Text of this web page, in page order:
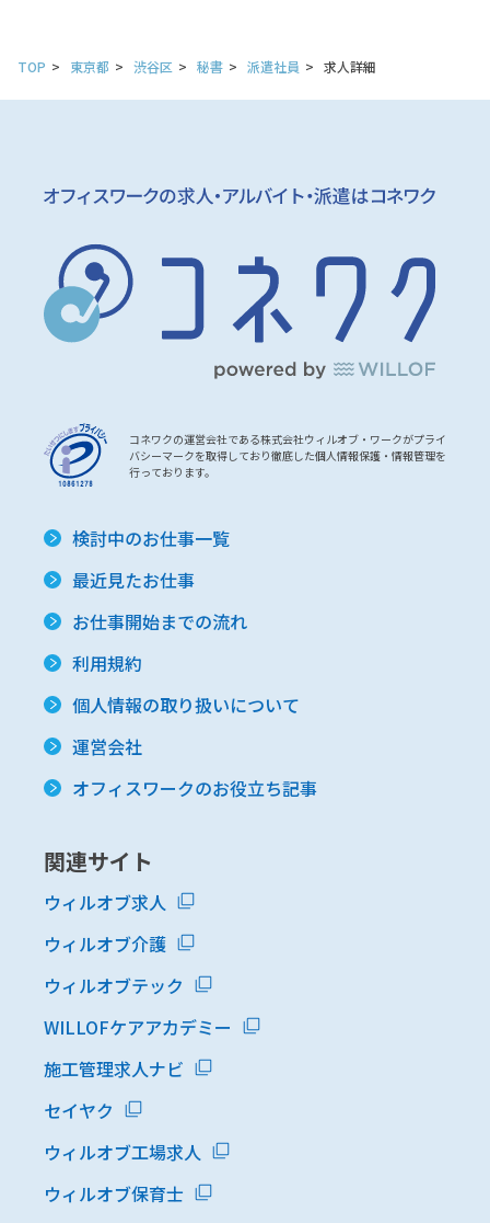
TOP 東京都 渋谷区 秘書 派遣社員 求人詳細
コネワクの運営会社である株式会社ウィルオブ・ワークがプライ
バシーマークを取得しており徹底した個人情報保護・情報管理を
行っております。
検討中のお仕事一覧
最近見たお仕事
お仕事開始までの流れ
利用規約
個人情報の取り扱いについて
運営会社
オフィスワークのお役立ち記事
関連サイト
ウィルオブ求人
ウィルオブ介護
ウィルオブテック
WILLOFケアアカデミー
施工管理求人ナビ
セイヤク
ウィルオブ工場求人
ウィルオブ保育士